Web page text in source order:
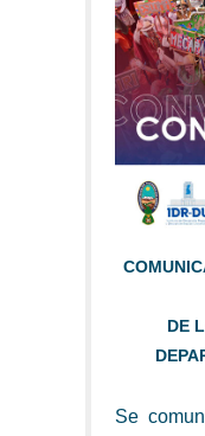
DE
Se